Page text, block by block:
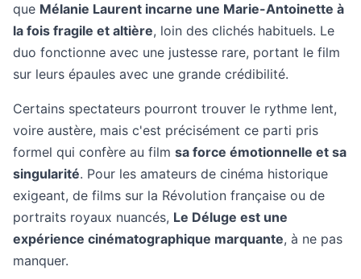
que Mélanie Laurent incarne une Marie-Antoinette à
la fois fragile et altière, loin des clichés habituels. Le
duo fonctionne avec une justesse rare, portant le film
sur leurs épaules avec une grande crédibilité.
Certains spectateurs pourront trouver le rythme lent,
voire austère, mais c'est précisément ce parti pris
formel qui confère au film sa force émotionnelle et sa
singularité. Pour les amateurs de cinéma historique
exigeant, de films sur la Révolution française ou de
portraits royaux nuancés, Le Déluge est une
expérience cinématographique marquante, à ne pas
manquer.